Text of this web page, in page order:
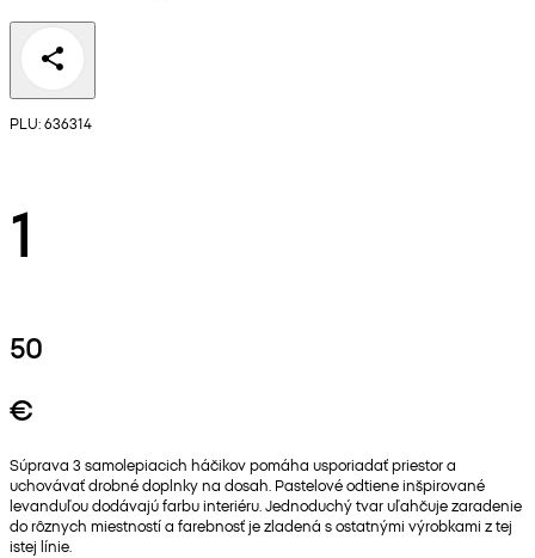
PLU: 636314
1
50
€
Súprava 3 samolepiacich háčikov pomáha usporiadať priestor a
uchovávať drobné doplnky na dosah. Pastelové odtiene inšpirované
levanduľou dodávajú farbu interiéru. Jednoduchý tvar uľahčuje zaradenie
do rôznych miestností a farebnosť je zladená s ostatnými výrobkami z tej
istej línie.